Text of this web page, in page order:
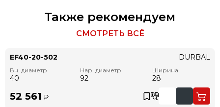
Также рекомендуем
СМОТРЕТЬ ВСЁ
EF40-20-502
Вн. диаметр
40
Нар. диаметр
92
Ширина
28
DURBAL
52 561 ₽